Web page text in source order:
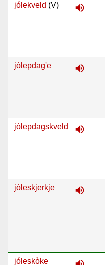
jólekveld (V) volume_up
jólepdag'e volume_up
jólepdagskveld volume_up
jóleskjerkje volume_up
jóleskòke